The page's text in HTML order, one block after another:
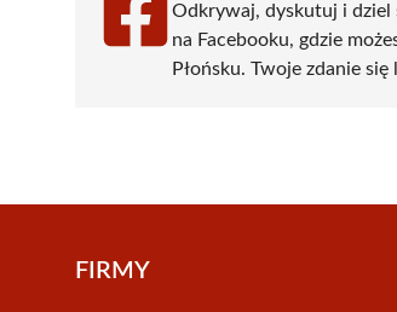
Odkrywaj, dyskutuj i dziel
na Facebooku, gdzie
Płońsku. Twoje zdanie
FIRMY